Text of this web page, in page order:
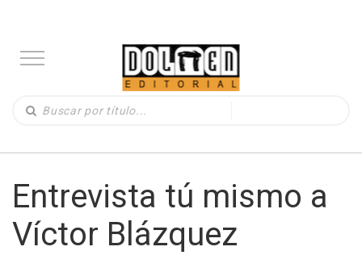
Entrevista tú mismo a
Víctor Blázquez